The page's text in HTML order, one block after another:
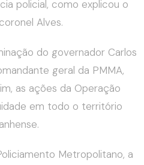
policial, como explicou o
Alves.
do governador Carlos
geral da PMMA,
as ações da Operação
em todo o território
Metropolitano, a